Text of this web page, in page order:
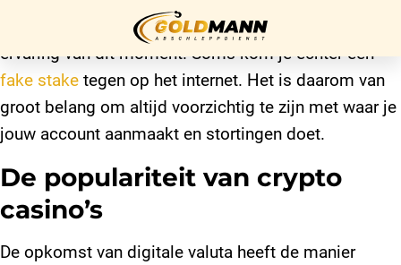
Veel spelers zijn op zoek naar de beste online casino
ervaring van dit moment. Soms kom je echter een
fake stake tegen op het internet. Het is daarom van
groot belang om altijd voorzichtig te zijn met waar je
jouw account aanmaakt en stortingen doet.
De populariteit van crypto
casino’s
De opkomst van digitale valuta heeft de manier
Über uns
Unser
Service
Kontakt